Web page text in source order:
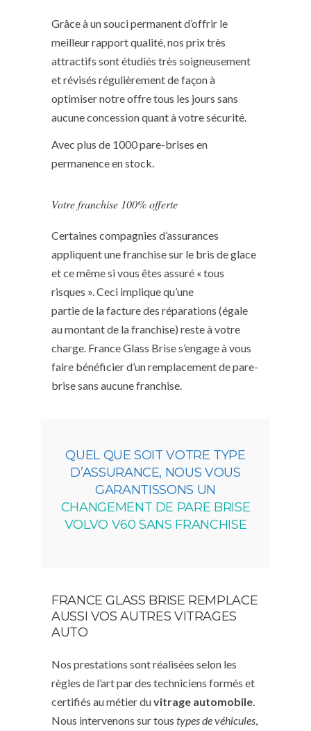
Grâce à un souci permanent d’offrir le
meilleur rapport qualité, nos prix très
attractifs sont étudiés très soigneusement
et révisés régulièrement de façon à
optimiser notre offre tous les jours sans
aucune concession quant à votre sécurité.
Avec plus de 1000 pare-brises en
permanence en stock.
Votre franchise 100% offerte
Certaines compagnies d’assurances
appliquent une franchise sur le bris de glace
et ce même si vous êtes assuré « tous
risques ». Ceci implique qu’une
partie de la facture des réparations (égale
au montant de la franchise) reste à votre
charge. France Glass Brise s’engage à vous
faire bénéficier d’un remplacement de pare-
brise sans aucune franchise.
QUEL QUE SOIT VOTRE TYPE
D’ASSURANCE, NOUS VOUS
GARANTISSONS UN
CHANGEMENT DE PARE BRISE
VOLVO V60 SANS FRANCHISE
FRANCE GLASS BRISE REMPLACE
AUSSI VOS AUTRES VITRAGES
AUTO
Nos prestations sont réalisées selon les
règles de l’art par des techniciens formés et
certifiés au métier duvitrage automobile
Nous intervenons sur tous types de véhicules